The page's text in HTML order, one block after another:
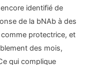
identifié de
de la bNAb à des
protectrice, et
des mois,
qui complique